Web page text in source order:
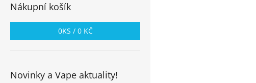
Nákupní košík
0KS / 0 KČ
Novinky a Vape aktuality!